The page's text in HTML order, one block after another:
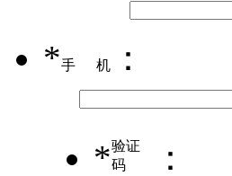
*手机 ：
*验证
码
：